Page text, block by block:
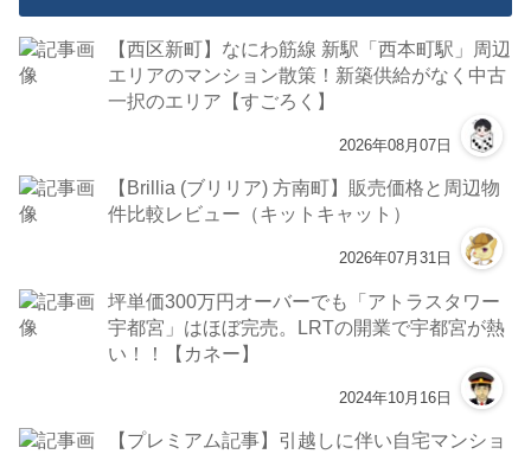
【西区新町】なにわ筋線 新駅「西本町駅」周辺
エリアのマンション散策！新築供給がなく中古
一択のエリア【すごろく】
2026年08月07日
【Brillia (ブリリア) 方南町】販売価格と周辺物
件比較レビュー（キットキャット）
2026年07月31日
坪単価300万円オーバーでも「アトラスタワー
宇都宮」はほぼ完売。LRTの開業で宇都宮が熱
い！！【カネー】
2024年10月16日
【プレミアム記事】引越しに伴い自宅マンショ